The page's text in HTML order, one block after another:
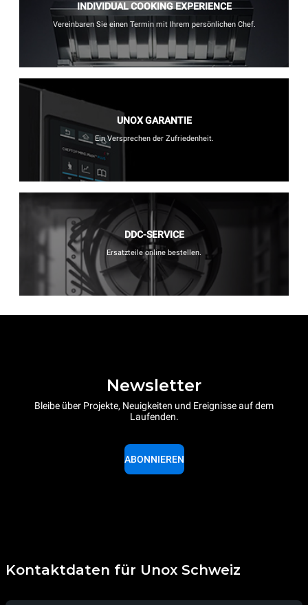
INDIVIDUAL COOKING EXPERIENCE
Vereinbaren Sie einen Termin mit Ihrem persönlichen Chef.
UNOX GARANTIE
Ein Versprechen der Zufriedenheit.
DDC-SERVICE
Ersatzteile online bestellen.
Newsletter
Bleibe über Projekte, Neuigkeiten und Ereignisse auf dem
Laufenden.
ABONNIEREN
Kontaktdaten für Unox Schweiz